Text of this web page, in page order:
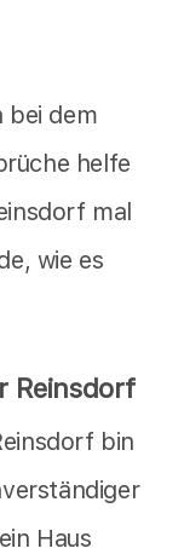
bei dem
helfe
mal
wie es
Reinsdorf
bin
Haus